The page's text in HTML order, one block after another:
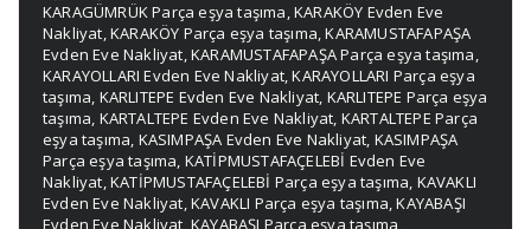
KARAGÜMRÜK Parça eşya taşıma,KARAKÖY Evden Eve
Nakliyat,KARAKÖY Parça eşya taşıma,KARAMUSTAFAPAŞA
Evden Eve Nakliyat,KARAMUSTAFAPAŞA Parça eşya taşıma,
KARAYOLLARI Evden Eve Nakliyat,KARAYOLLARI Parça eşya
taşıma, KARLITEPE Evden Eve Nakliyat, KARLITEPE Parça eşya
taşıma, KARTALTEPE Evden Eve Nakliyat, KARTALTEPE Parça
eşya taşıma, KASIMPAŞA Evden Eve Nakliyat, KASIMPAŞA
Parça eşya taşıma, KATİPMUSTAFAÇELEBİ Evden Eve
Nakliyat,KATİPMUSTAFAÇELEBİ Parça eşya taşıma, KAVAKLI
Evden Eve Nakliyat,KAVAKLI Parça eşya taşıma,KAYABAŞI